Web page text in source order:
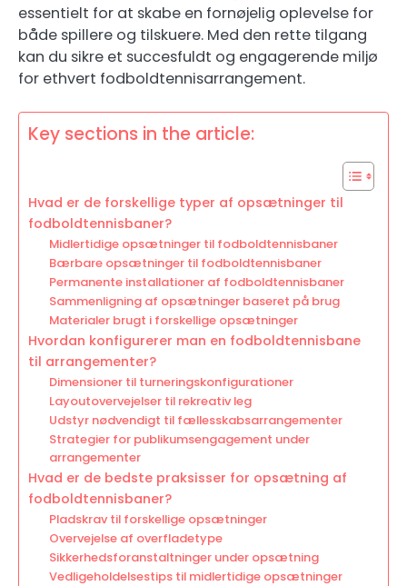
essentielt for at skabe en fornøjelig oplevelse for
både spillere og tilskuere. Med den rette tilgang
kan du sikre et succesfuldt og engagerende miljø
for ethvert fodboldtennisarrangement.
Key sections in the article:
Hvad er de forskellige typer af opsætninger til
fodboldtennisbaner?
Midlertidige opsætninger til fodboldtennisbaner
Bærbare opsætninger til fodboldtennisbaner
Permanente installationer af fodboldtennisbaner
Sammenligning af opsætninger baseret på brug
Materialer brugt i forskellige opsætninger
Hvordan konfigurerer man en fodboldtennisbane
til arrangementer?
Dimensioner til turneringskonfigurationer
Layoutovervejelser til rekreativ leg
Udstyr nødvendigt til fællesskabsarrangementer
Strategier for publikumsengagement under
arrangementer
Hvad er de bedste praksisser for opsætning af
fodboldtennisbaner?
Pladskrav til forskellige opsætninger
Overvejelse af overfladetype
Sikkerhedsforanstaltninger under opsætning
Vedligeholdelsestips til midlertidige opsætninger